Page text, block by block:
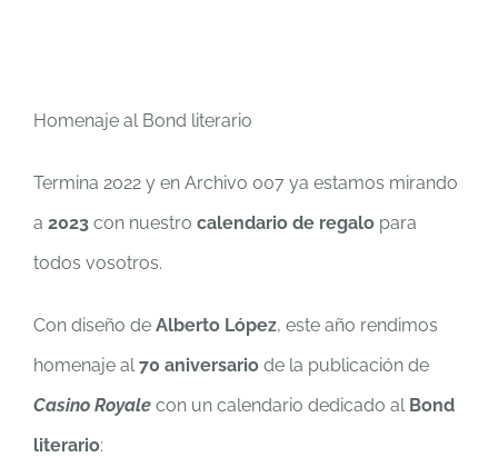
Homenaje al Bond literario
Termina 2022 y en Archivo 007 ya estamos mirando
a 2023 con nuestro calendario de regalo para
todos vosotros.
Con diseño de Alberto López, este año rendimos
homenaje al70 aniversario de la publicación de
Casino Royale con un calendario dedicado al Bond
literario: